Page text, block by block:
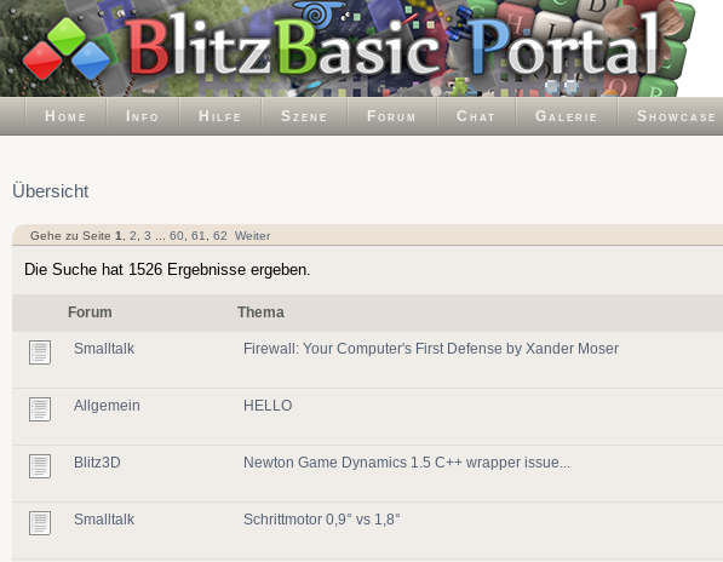
Home Info Hilfe Szene Forum Chat Galerie Showcase
Übersicht
Gehe zu Seite 1 2 3 60 61 62 Weiter
Die Suche hat 1526 Ergebnisse ergeben.
Forum Thema
Smalltalk Firewall: Your Computer's First Defense by Xander Moser
Allgemein HELLO
Blitz3D Newton Game Dynamics 1.5 C++ wrapper issue...
Smalltalk Schrittmotor 0,9° vs 1,8°